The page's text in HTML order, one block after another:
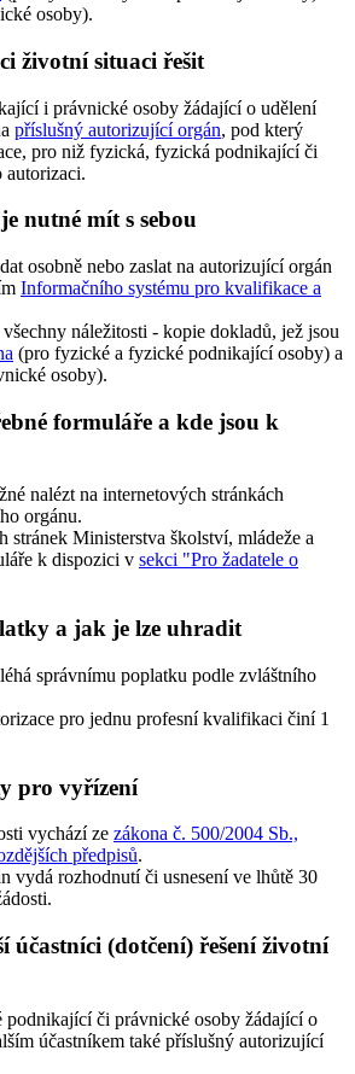
osoby).
životní situaci řešit
i právnické osoby žádající o udělení
příslušný autorizující orgán, pod který
pro niž fyzická, fyzická podnikající či
autorizaci.
nutné mít s sebou
osobně nebo zaslat na autorizující orgán
Informačního systému pro kvalifikace a
náležitosti - kopie dokladů, jež jsou
(pro fyzické a fyzické podnikající osoby) a
osoby).
formuláře a kde jsou k
nalézt na internetových stránkách
orgánu.
stránek Ministerstva školství, mládeže a
k dispozici v sekci "Pro žadatele o
a jak je lze uhradit
správnímu poplatku podle zvláštního
pro jednu profesní kvalifikaci činí 1
pro vyřízení
vychází ze zákona č. 500/2004 Sb.,
předpisů.
vydá rozhodnutí či usnesení ve lhůtě 30
účastníci (dotčení) řešení životní
či právnické osoby žádající o
účastníkem také příslušný autorizující